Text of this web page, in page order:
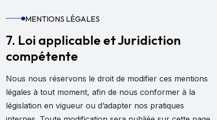
MENTIONS LÉGALES
7. Loi applicable et Juridiction
compétente
Nous nous réservons le droit de modifier ces mentions
légales à tout moment, afin de nous conformer à la
législation en vigueur ou d’adapter nos pratiques